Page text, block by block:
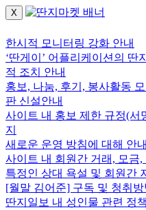
X
한시적 모니터링 강화 안내
‘딴게이’ 어플리케이션의 딴
적 조치 안내
홍보, 나눔, 후기, 봉사활동
판 신설안내
사이트 내 홍보 제한 규정(서
지
새로운 운영 방침에 대해 안
사이트 내 회원간 거래, 모금,
특정인 상대 욕설 및 회원간
[월말 김어준] 구독 및 청취방
딴지일보 내 성인물 관련 정